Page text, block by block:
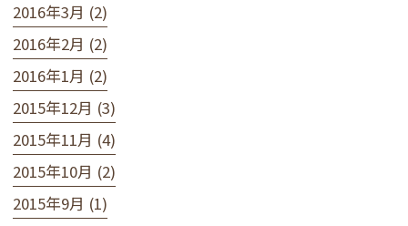
2016年3月 (2)
2016年2月 (2)
2016年1月 (2)
2015年12月 (3)
2015年11月 (4)
2015年10月 (2)
2015年9月 (1)